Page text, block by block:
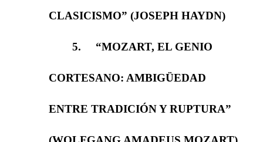
CLASICISMO” (JOSEPH HAYDN)
5. “MOZART, EL GENIO
CORTESANO: AMBIGÜEDAD
ENTRE TRADICIÓN Y RUPTURA”